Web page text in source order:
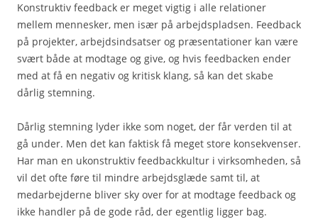
Konstruktiv feedback er meget vigtig i alle relationer
mellem mennesker, men især på arbejdspladsen. Feedback
på projekter, arbejdsindsatser og præsentationer kan være
svært både at modtage og give, og hvis feedbacken ender
med at få en negativ og kritisk klang, så kan det skabe
dårlig stemning.
Dårlig stemning lyder ikke som noget, der får verden til at
gå under. Men det kan faktisk få meget store konsekvenser.
Har man en ukonstruktiv feedbackkultur i virksomheden, så
vil det ofte føre til mindre arbejdsglæde samt til, at
medarbejderne bliver sky over for at modtage feedback og
ikke handler på de gode råd, der egentlig ligger bag.